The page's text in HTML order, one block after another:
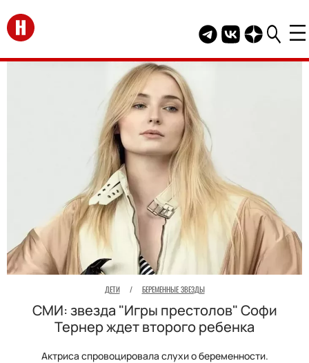
Перейти на главную
Telegram канал
Группа HELLO
Канал
ДЕТИ / БЕРЕМЕННЫЕ ЗВЕЗДЫ
СМИ: звезда "Игры престолов" Софи
Тернер ждет второго ребенка
Актриса спровоцировала слухи о беременности.